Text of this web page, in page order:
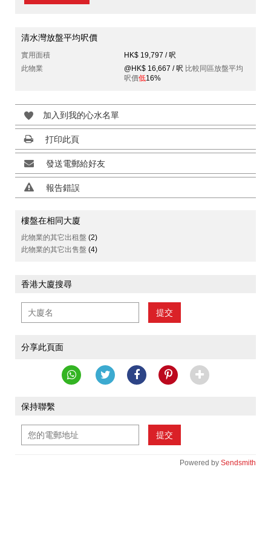
清水灣放盤平均呎價
實用面積
HK$ 19,797 / 呎
此物業
@HK$ 16,667 / 呎 比較同區放盤平均
呎價低16%
加入到我的心水名單
打印此頁
發送電郵給好友
報告錯誤
樓盤在相同大廈
此物業的其它出租盤 (2)
此物業的其它出售盤 (4)
香港大廈搜尋
提交
分享此頁面
保持聯繫
提交
Powered by Sendsmith